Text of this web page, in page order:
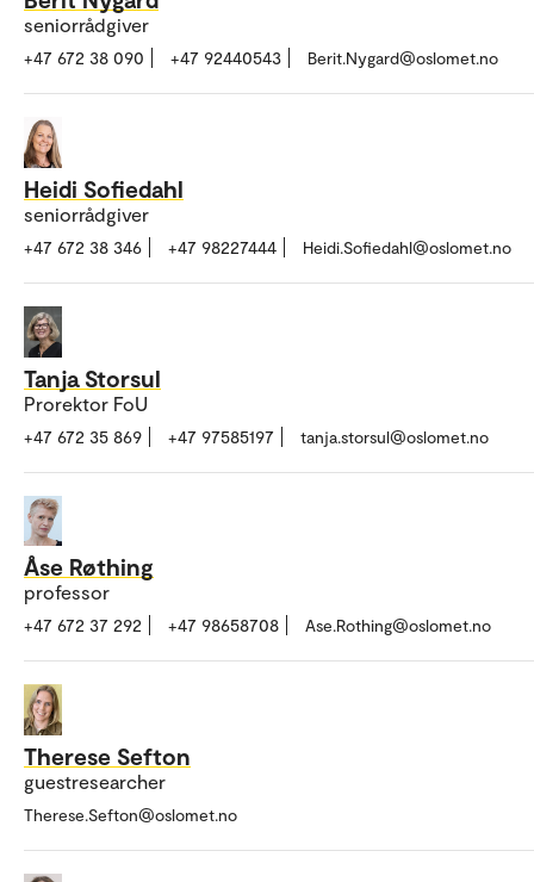
seniorrådgiver
+47 672 38 090 +47 92440543 Berit.Nygard@oslomet.no
Heidi Sofiedahl
seniorrådgiver
+47 672 38 346 +47 98227444 Heidi.Sofiedahl@oslomet.no
Tanja Storsul
Prorektor FoU
+47 672 35 869 +47 97585197 tanja.storsul@oslomet.no
Åse Røthing
professor
+47 672 37 292 +47 98658708 Ase.Rothing@oslomet.no
Therese Sefton
guestresearcher
Therese.Sefton@oslomet.no